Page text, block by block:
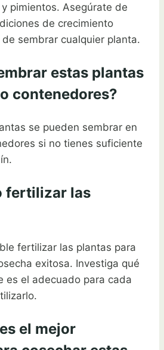
pimientos. Asegúrate de
de crecimiento
sembrar cualquier planta.
estas plantas
contenedores?
se pueden sembrar en
si no tienes suficiente
fertilizar las
fertilizar las plantas para
exitosa. Investiga qué
es el adecuado para cada
el mejor